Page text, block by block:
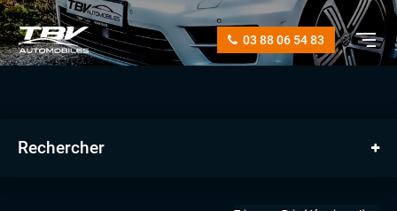
03 88 06 54 83
Rechercher